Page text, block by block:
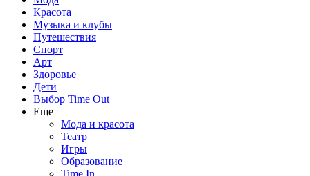
Красота
Музыка и клубы
Путешествия
Спорт
Арт
Здоровье
Дети
Выбор Time Out
Еще
Мода и красота
Театр
Игры
Образование
Time In